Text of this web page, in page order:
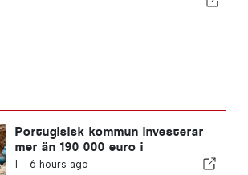
Portugisisk kommun investerar
mer än 190 000 euro i
vattenförsörjningen
I - 6 hours ago